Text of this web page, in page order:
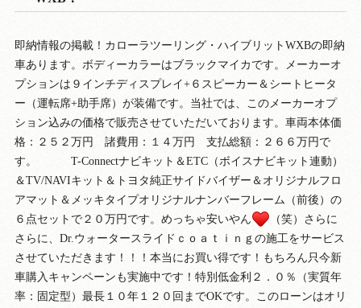
即納情報の掲載！カローラツーリング・ハイブリットWXBの即納
車あります。ボディーカラーはブラックマイカです。メーカーオ
プションは９インチディスプレイ+６スピーカー＆シートヒータ
ー（運転席+助手席）が装備です。当社では、このメーカーオプ
ション込みの価格で販売させていただいております。車両本体価
格：２５２万円 諸費用：１４万円 支払総額：２６６万円で
す。 T-Connectナビキット＆ETC（ボイスナビキット連動）
＆TV/NAVIキット＆トヨタ純正サイドバイザー＆オリジナルフロ
アマット＆メッキタイプオリジナルナンバーフレーム（前後）の
６点セットで２０万円です。めっちゃ安いやん
（笑）さらに
さらに、Dr.ウォータースライドｃｏａｔｉｎｇの施工をサービス
させていただきます！！！本当にお買い得です！もちろん只今新
車購入キャンペーンも実施中です！特別低金利２．０％（実質年
率：固定型）最長１０年１２０回までOKです。このローンはオリ